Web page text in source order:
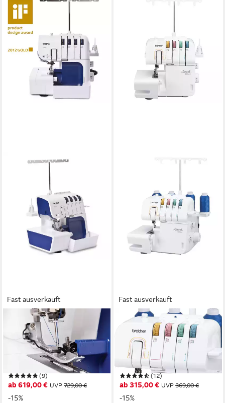
Fast ausverkauft
BROTHER
Nähmaschine Overlock
4234D, Professionelle
Verarbeitung für nahezu alle
Stoffarten
(9)
ab 619,00 € UVP 729,00 €
-15%
Fast ausverkauft
BROTHER
Nähmaschine Overlock
1034DX, Freiarmnähen,
Nähfuß mit
Schnappbefestigung
(12)
ab 315,00 € UVP 369,00 €
-15%